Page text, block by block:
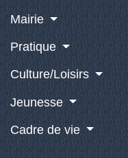
Mairie
Pratique
Culture/Loisirs
Jeunesse
Cadre de vie